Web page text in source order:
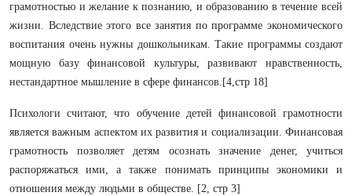
грамотностью и желание к познанию, и образованию в течение всей
жизни. Вследствие этого все занятия по программе экономического
воспитания очень нужны дошкольникам. Такие программы создают
мощную базу финансовой культуры, развивают нравственность,
нестандартное мышление в сфере финансов.[4,стр 18]
Психологи считают, что обучение детей финансовой грамотности
является важным аспектом их развития и социализации. Финансовая
грамотность позволяет детям осознать значение денег, учиться
распоряжаться ими, а также понимать принципы экономики и
отношения между людьми в обществе. [2, стр 3]